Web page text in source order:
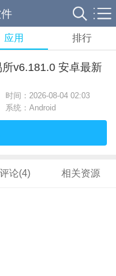
应用 排行
v6.181.0 安卓最新
时间：2026-08-04 02:03
系统：Android
评论(4) 相关资源